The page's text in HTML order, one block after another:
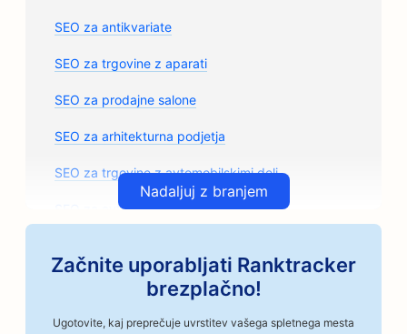
SEO za antikvariate
SEO za trgovine z aparati
SEO za prodajne salone
SEO za arhitekturna podjetja
SEO za trgovine z avtomobilskimi deli
SEO za avtoličarske salone
SEO za umetniške razrede
SEO za avtomobilska podjetja
Nadaljuj z branjem
Začnite uporabljati Ranktracker
brezplačno!
Ugotovite, kaj preprečuje uvrstitev vašega spletnega mesta